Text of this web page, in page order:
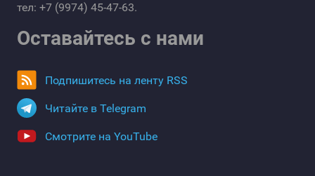
тел: +7 (9974) 45-47-63.
Оставайтесь с нами
Подпишитесь на ленту RSS
Читайте в Telegram
Смотрите на YouTube